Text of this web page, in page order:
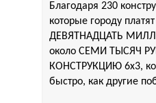
Благодаря 230
которые городу
ДЕВЯТНАДЦАТЬ
около СЕМИ ТЫСЯЧ
КОНСТРУКЦИЮ 6х3,
быстро, как другие